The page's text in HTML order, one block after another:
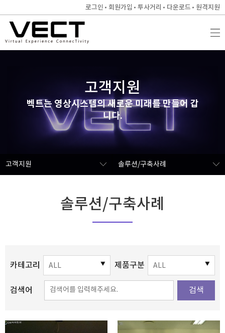
로그인 회원가입 투사거리 다운로드 원격지원
고객지원
벡트는 영상시스템의 새로운 미래를 만들어 갑
니다.
고객지원 솔루션/구축사례
솔루션/구축사례
카테고리 제품구분
검색어 검색